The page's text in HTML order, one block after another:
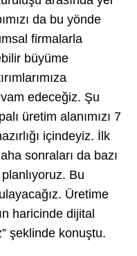
da bu yönde
firmalarla
büyüme
edeceğiz. Şu
üretim alanımızı 7
içindeyiz. İlk
sonraları da bazı
Bu
Üretime
haricinde dijital
şeklinde konuştu.